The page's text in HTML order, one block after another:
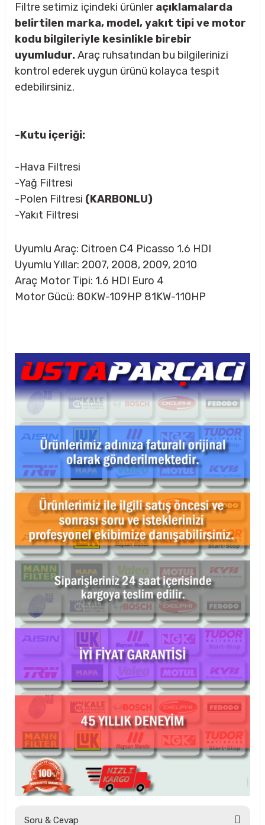
Ürünleri
Rulman
Filtre setimiz içindeki ürünleraçıklamalarda
belirtilen marka, model, yakıt tipi ve motor
kodu bilgileriyle kesinlikle birebir
uyumludur.Araç ruhsatından bu bilgilerinizi
kontrol ederek uygun ürünü kolayca tespit
edebilirsiniz.
-Kutu içeriği:
-Hava Filtresi
-Yağ Filtresi
-Polen Filtresi (KARBONLU)
-Yakıt Filtresi
Uyumlu Araç: Citroen C4 Picasso 1.6 HDI
Uyumlu Yıllar: 2007, 2008, 2009, 2010
Araç Motor Tipi: 1.6 HDI Euro 4
Motor Gücü: 80KW-109HP 81KW-110HP
Soru & Cevap